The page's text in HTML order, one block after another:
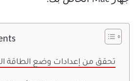
1. تحقق من إعدادات وضع الطاقة